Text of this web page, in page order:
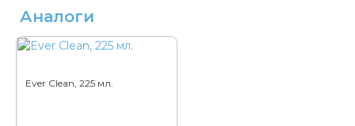
Аналоги
Ever Clean, 225 мл.